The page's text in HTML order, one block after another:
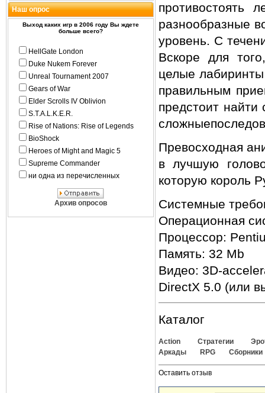
Наш опрос
Выход каких игр в 2006 году Вы ждете
больше всего?
HellGate London
Duke Nukem Forever
Unreal Tournament 2007
Gears of War
Elder Scrolls IV Oblivion
S.T.A.L.K.E.R.
Rise of Nations: Rise of Legends
BioShock
Heroes of Might and Magic 5
Supreme Commander
ни одна из перечисленных
Архив опросов
противостоять
разнообразные
уровень. С
Вскоре для
целые
правильным
предстоит найти
Превосходная
в лучшую
которую король
Системные
Операционная
Процессор:
Память: 32 Mb
Видео: 3D-
DirectX 5.0 (или
Каталог
Action Стратегии
Аркады
RPG Сборники
Оставить отзыв